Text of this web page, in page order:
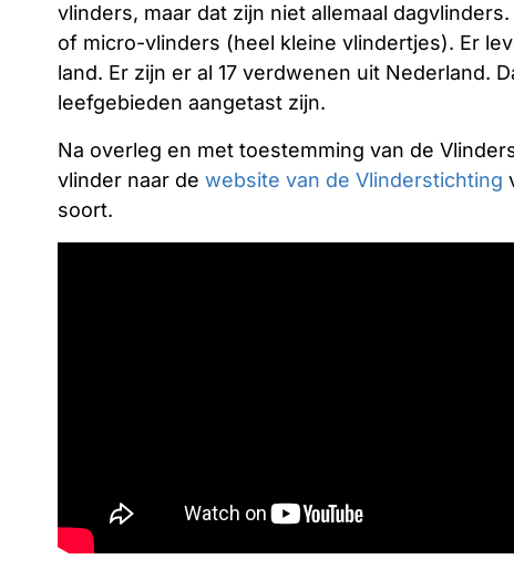
vlinders, maar dat zijn niet allemaal
of micro-vlinders (heel kleine vlindertjes). Er
land. Er zijn er al 17 verdwenen uit Nederland.
leefgebieden aangetast zijn.
Na overleg en met toestemming van de
vlinder naar de website van de Vlinderstichting
soort.